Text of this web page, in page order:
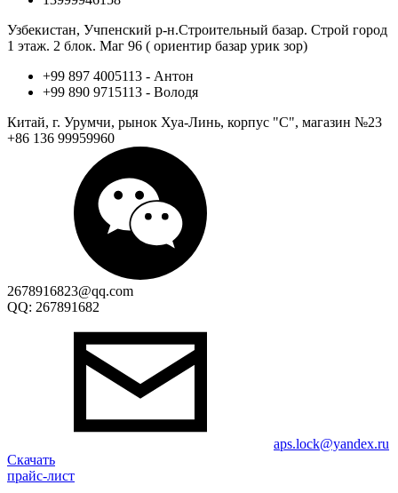
Узбекистан, Учпенский р-н.Строительный базар. Строй город
1 этаж. 2 блок. Маг 96 ( ориентир базар урик зор)
+99 897 4005113 - Антон
+99 890 9715113 - Володя
Китай, г. Урумчи, рынок Хуа-Линь, корпус "С", магазин №23
+86 136 99959960
2678916823@qq.com
QQ: 267891682
aps.lock@yandex.ru
Скачать
прайс-лист